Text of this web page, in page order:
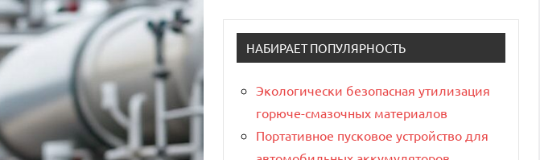
НАБИРАЕТ ПОПУЛЯРНОСТЬ
Экологически безопасная утилизация
горюче-смазочных материалов
Портативное пусковое устройство для